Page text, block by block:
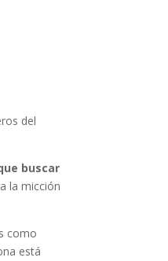
del
buscar
la micción
como
está